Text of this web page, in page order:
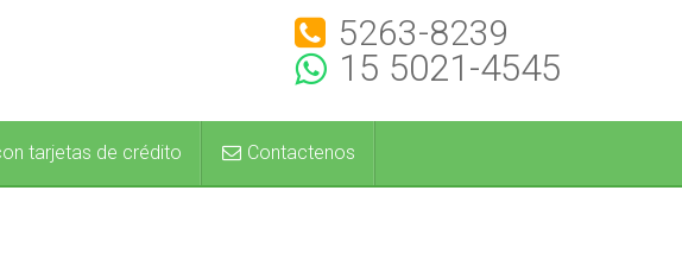
5263-8239
15 5021-4545
tarjetas de crédito Contactenos